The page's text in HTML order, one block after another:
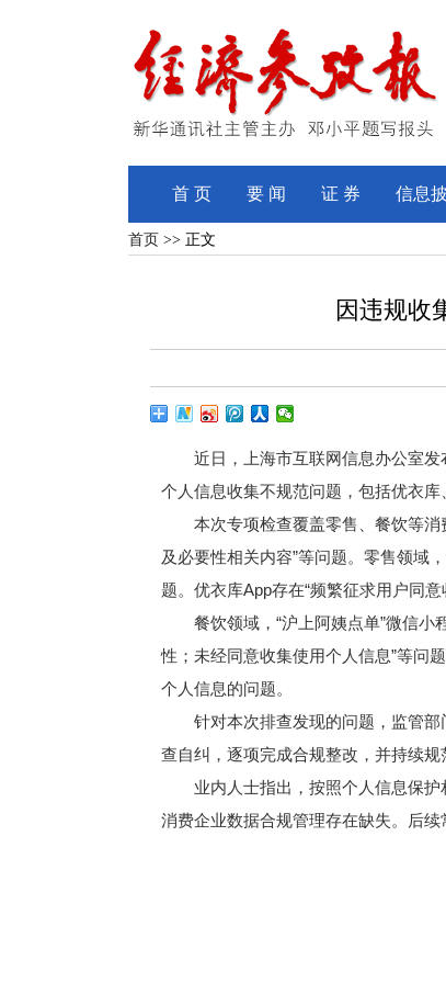
首 页 要 闻 证 券 信息
首页 >> 正文
因违规收
近日，上海市互联网信息办公室
个人信息收集不规范问题，包括优衣库
本次专项检查覆盖零售、餐饮等
及必要性相关内容”等问题。零售领域
题。优衣库App存在“频繁征求用户同
餐饮领域，“沪上阿姨点单”微信
性；未经同意收集使用个人信息”等问
个人信息的问题。
针对本次排查发现的问题，监管
查自纠，逐项完成合规整改，并持续规
业内人士指出，按照个人信息保
消费企业数据合规管理存在缺失。后